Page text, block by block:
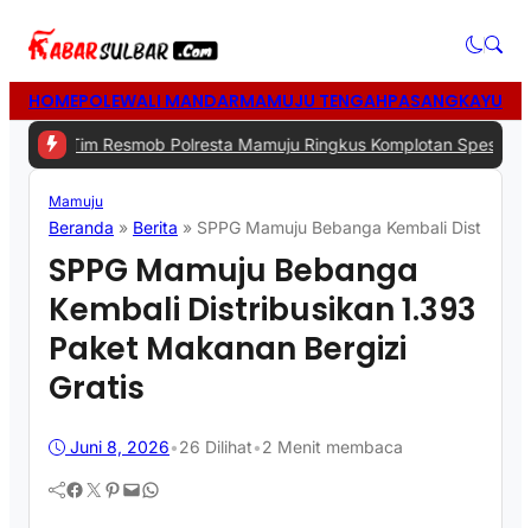
HOMEPOLEWALI MANDARMAMUJU TENGAHPASANGKAYU
Resmob Polresta Mamuju Ringkus Komplotan Spesialis
Mamuju
Beranda » Berita » SPPG Mamuju Bebanga Kembali
SPPG Mamuju Bebanga
Kembali Distribusikan 1.393
Paket Makanan Bergizi
Gratis
Juni 8, 2026•26 Dilihat•2 Menit membaca
Facebook Twitter Pinterest Mail WhatsApp